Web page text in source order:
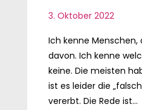
3. Oktober 2022
Ich kenne Menschen,
davon. Ich kenne
keine. Die meisten
ist es leider die
vererbt. Die Rede ist...